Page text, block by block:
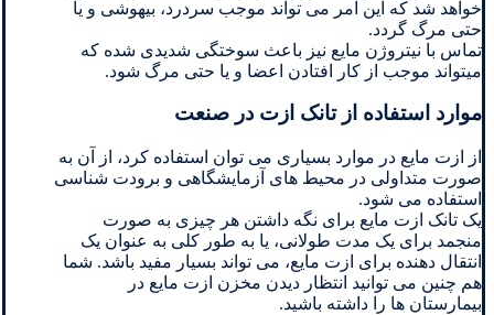
خواهد شد که این امر می تواند موجب سردرد، بیهوشی و یا
حتی مرگ گردد.
تماس با نیتروژن مایع نیز باعث سوختگی شدیدی شده که
میتواند موجب از کار افتادن اعضا و یا حتی مرگ شود.
موارد استفاده از تانک ازت در صنعت
از ازت مایع در موارد بسیاری می توان استفاده کرد، از آن به
صورت متداولی در محیط های آزمایشگاهی و برودت شناسی
استفاده می شود.
یک تانک ازت مایع برای نگه داشتن هر چیزی به صورت
منجمد برای یک مدت طولانی، یا به طور کلی به عنوان یک
انتقال دهنده برای ازت مایع، می تواند بسیار مفید باشد. شما
هم چنین می توانید انتظار دیدن مخزن ازت مایع در
بیمارستان ها را داشته باشید.